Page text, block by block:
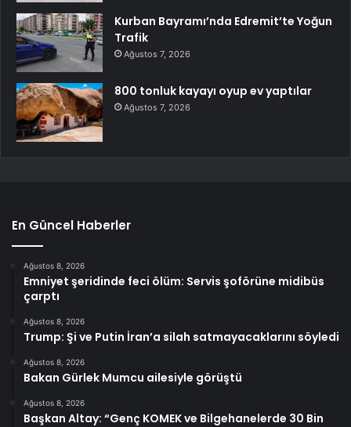
Kurban Bayramı’nda Edremit’te Yoğun
Trafik
Ağustos 7, 2026
800 tonluk kayayı oyup ev yaptılar
Ağustos 7, 2026
En Güncel Haberler
Ağustos 8, 2026
Emniyet şeridinde feci ölüm: Servis şoförüne midibüs
çarptı
Ağustos 8, 2026
Trump: Şi ve Putin İran’a silah satmayacaklarını söyledi
Ağustos 8, 2026
Bakan Gürlek Mumcu ailesiyle görüştü
Ağustos 8, 2026
Başkan Altay: “Genç KOMEK ve Bilgehanelerde 30 Bin